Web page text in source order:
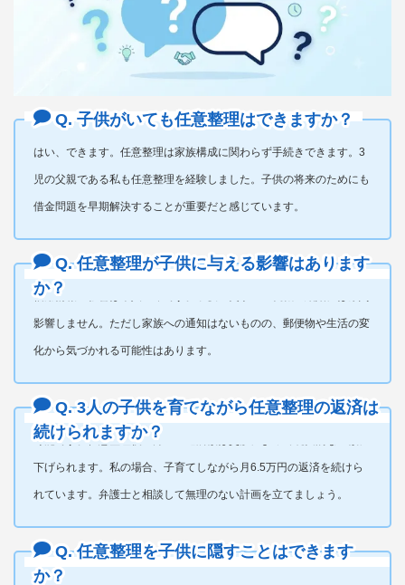
Q. 子供がいても任意整理はできますか？
はい、できます。任意整理は家族構成に関わらず手続きできます。3
児の父親である私も任意整理を経験しました。子供の将来のためにも
借金問題を早期解決することが重要だと感じています。
Q. 任意整理が子供に与える影響はあります
か？
信用情報の影響は本人のみです。子供の奨学金・就職・結婚には原則
影響しません。ただし家族への通知はないものの、郵便物や生活の変
化から気づかれる可能性はあります。
Q. 3人の子供を育てながら任意整理の返済は
続けられますか？
可能です。任意整理後の月々の返済額は交渉によって現実的な金額に
下げられます。私の場合、子育てしながら月6.5万円の返済を続けら
れています。弁護士と相談して無理のない計画を立てましょう。
Q. 任意整理を子供に隠すことはできます
か？